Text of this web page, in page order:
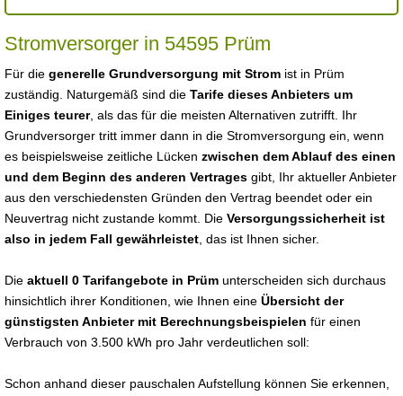
Stromversorger in 54595 Prüm
Für die generelle Grundversorgung mit Strom ist in Prüm
zuständig. Naturgemäß sind die Tarife dieses Anbieters um
Einiges teurer, als das für die meisten Alternativen zutrifft. Ihr
Grundversorger tritt immer dann in die Stromversorgung ein, wenn
es beispielsweise zeitliche Lücken zwischen dem Ablauf des einen
und dem Beginn des anderen Vertrages gibt, Ihr aktueller Anbieter
aus den verschiedensten Gründen den Vertrag beendet oder ein
Neuvertrag nicht zustande kommt. Die Versorgungssicherheit ist
also in jedem Fall gewährleistet , das ist Ihnen sicher.
Die aktuell 0 Tarifangebote in Prüm unterscheiden sich durchaus
hinsichtlich ihrer Konditionen, wie Ihnen eine Übersicht der
günstigsten Anbieter mit Berechnungsbeispielen für einen
Verbrauch von 3.500 kWh pro Jahr verdeutlichen soll:
Schon anhand dieser pauschalen Aufstellung können Sie erkennen,